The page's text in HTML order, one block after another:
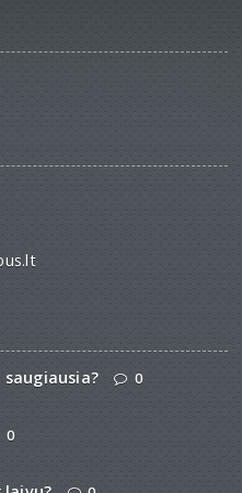
0
0